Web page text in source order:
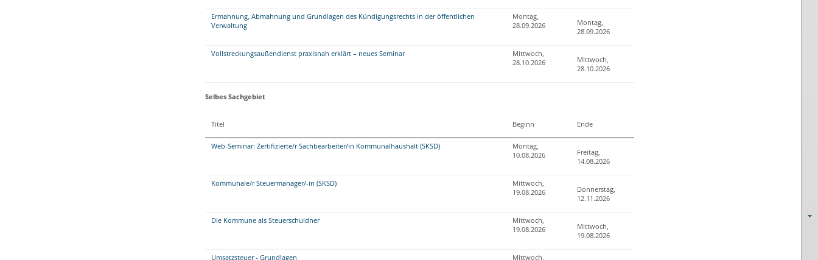
Ermahnung, Abmahnung und Grundlagen des Kündigungsrechts in der öffentlichen
Verwaltung
Montag,
28.09.2026
Montag,
28.09.2026
Vollstreckungsaußendienst praxisnah erklärt – neues Seminar
Mittwoch,
28.10.2026
Mittwoch,
28.10.2026
Selbes Sachgebiet
Titel Beginn Ende
Web-Seminar: Zertifizierte/r Sachbearbeiter/in Kommunalhaushalt (SKSD)
Montag,
10.08.2026
Freitag,
14.08.2026
Kommunale/r Steuermanager/-in (SKSD)
Mittwoch,
19.08.2026
Donnerstag,
12.11.2026
Die Kommune als Steuerschuldner
Mittwoch,
19.08.2026
Mittwoch,
19.08.2026
Umsatzsteuer - Grundlagen Mittwoch,